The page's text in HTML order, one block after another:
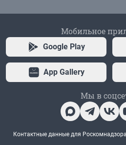
Мобильное
Google Play
App Gallery
Мы в
Контактные данные для